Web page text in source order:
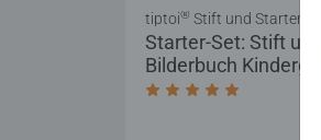
Starter-Set: Stift
Bilderbuch
Durchschnittliche
tiptoi® Stift und Starter-